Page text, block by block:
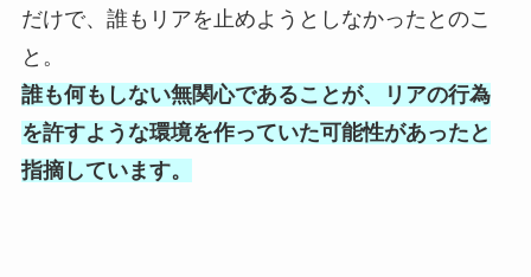
だけで、誰もリアを止めようとしなかったとのこ
と。
誰も何もしない無関心であることが、リアの行為
を許すような環境を作っていた可能性があったと
指摘しています。